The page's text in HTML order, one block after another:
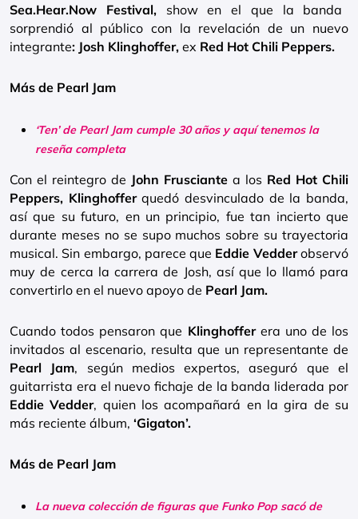
Sea.Hear.Now Festival,show en el que la banda
sorprendió al público con la revelación de un nuevo
integrante: Josh Klinghoffer, ex Red Hot Chili Peppers.
Más de Pearl Jam
‘Ten’ de Pearl Jam cumple 30 años y aquí tenemos la
reseña completa
Con el reintegro de John Frusciante a los Red Hot Chili
Peppers, Klinghofferquedó desvinculado de la banda,
así que su futuro, en un principio, fue tan incierto que
durante meses no se supo muchos sobre su trayectoria
musical. Sin embargo, parece que Eddie Vedderobservó
muy de cerca la carrera de Josh, así que lo llamó para
convertirlo en el nuevo apoyo de Pearl Jam.
Cuando todos pensaron que Klinghofferera uno de los
invitados al escenario, resulta que un representante de
Pearl Jam, según medios expertos, aseguró que el
guitarrista era el nuevo fichaje de la banda liderada por
Eddie Vedder, quien los acompañará en la gira de su
más reciente álbum, ‘Gigaton’.
Más de Pearl Jam
La nueva colección de figuras que Funko Pop sacó de